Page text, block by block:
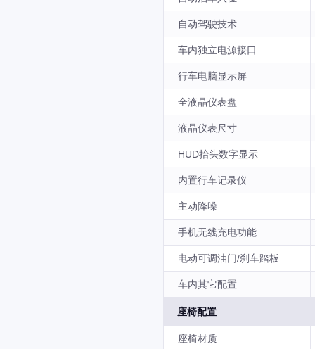
自动驾驶技术
车内独立电源接口
行车电脑显示屏
全液晶仪表盘
液晶仪表尺寸
HUD抬头数字显示
内置行车记录仪
主动降噪
手机无线充电功能
电动可调油门/刹车踏板
车内其它配置
座椅配置
座椅材质